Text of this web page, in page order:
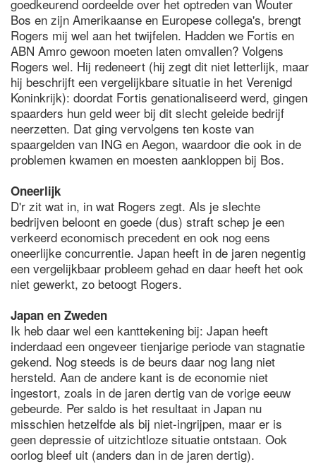
goedkeurend oordeelde over het optreden van Wouter
Bos en zijn Amerikaanse en Europese collega's, brengt
Rogers mij wel aan het twijfelen. Hadden we Fortis en
ABN Amro gewoon moeten laten omvallen? Volgens
Rogers wel. Hij redeneert (hij zegt dit niet letterlijk, maar
hij beschrijft een vergelijkbare situatie in het Verenigd
Koninkrijk): doordat Fortis genationaliseerd werd, gingen
spaarders hun geld weer bij dit slecht geleide bedrijf
neerzetten. Dat ging vervolgens ten koste van
spaargelden van ING en Aegon, waardoor die ook in de
problemen kwamen en moesten aankloppen bij Bos.
Oneerlijk
D'r zit wat in, in wat Rogers zegt. Als je slechte
bedrijven beloont en goede (dus) straft schep je een
verkeerd economisch precedent en ook nog eens
oneerlijke concurrentie. Japan heeft in de jaren negentig
een vergelijkbaar probleem gehad en daar heeft het ook
niet gewerkt, zo betoogt Rogers.
Japan en Zweden
Ik heb daar wel een kanttekening bij: Japan heeft
inderdaad een ongeveer tienjarige periode van stagnatie
gekend. Nog steeds is de beurs daar nog lang niet
hersteld. Aan de andere kant is de economie niet
ingestort, zoals in de jaren dertig van de vorige eeuw
gebeurde. Per saldo is het resultaat in Japan nu
misschien hetzelfde als bij niet-ingrijpen, maar er is
geen depressie of uitzichtloze situatie ontstaan. Ook
oorlog bleef uit (anders dan in de jaren dertig).